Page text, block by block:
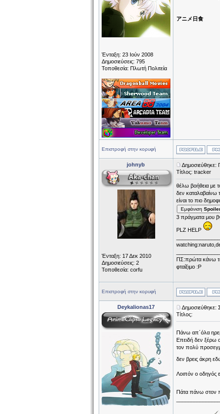
Ένταξη: 23 Ιούν 2008
Δημοσιεύσεις: 795
Τοποθεσία: Πλωτή Πολιτεία
アニメ日食
Επιστροφή στην κορυφή
johnyb
Ένταξη: 17 Δεκ 2010
Δημοσιεύσεις: 2
Τοποθεσία: corfu
Δημοσιεύθηκε:
Τίτλος: tracker
θέλω βοήθεια με
δεν καταλαβαίνω
είναι το πιο
Εμφάνιση
3 πράγματα μου
PLZ HELP
ΠΣ:πρώτα κάνω τα
φταίξιμο :P
Επιστροφή στην κορυφή
Deykalionas17
Δημοσιεύθηκε:
Τίτλος:
Πάνω απ΄όλα
Επειδή δεν ξέρω
τον πολύ
δεν βρεις άκρη
Λοιπόν ο οδηγός
Πάτα πάνω στον